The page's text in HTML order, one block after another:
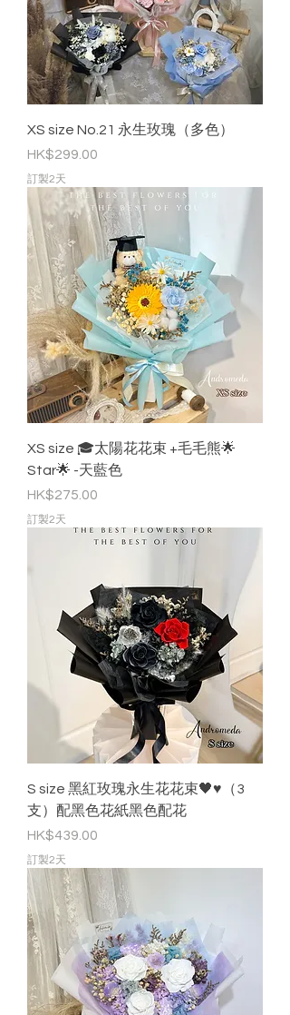
XS size No.21 永生玫瑰（多色）
價格
HK$299.00
訂製2天
XS size 🎓太陽花花束 +毛毛熊🌟
Star🌟 -天藍色
價格
HK$275.00
訂製2天
S size 黑紅玫瑰永生花花束🖤♥️（3
支）配黑色花紙黑色配花
價格
HK$439.00
訂製2天